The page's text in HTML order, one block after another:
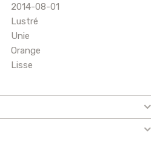
2014-08-01
Lustré
Unie
Orange
Lisse